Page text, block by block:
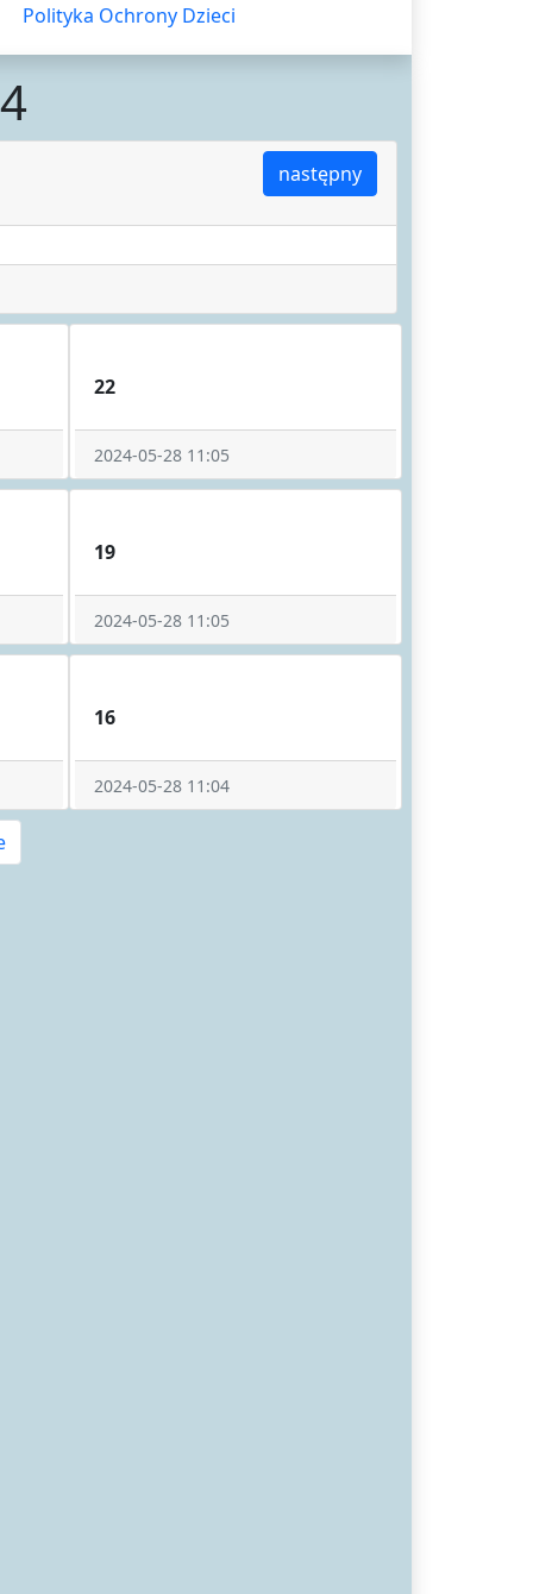
Polityka Ochrony Dzieci
następny
22
2024-05-28 11:05
19
2024-05-28 11:05
16
2024-05-28 11:04